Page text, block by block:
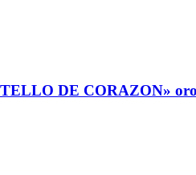
DE CORAZON»